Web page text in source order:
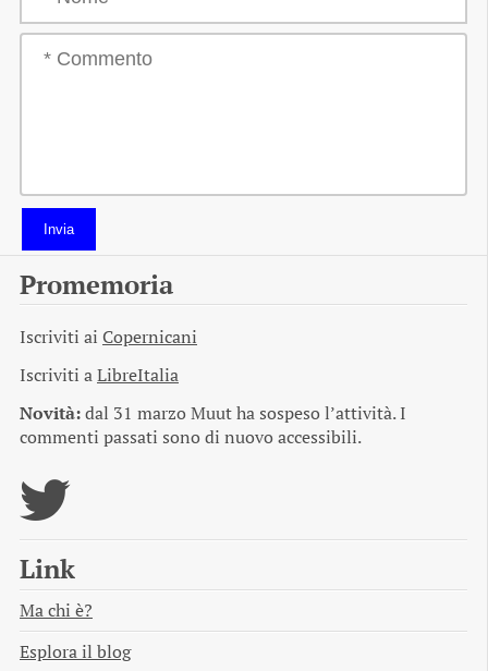
Invia
Promemoria
Iscriviti ai Copernicani
Iscriviti aLibreItalia
Novità:dal 31 marzo Muut ha sospeso l’attività. I
commenti passati sono di nuovo accessibili.
Link
Ma chi è?
Esplora il blog